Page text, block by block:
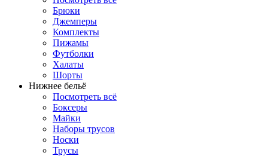
Брюки
Джемперы
Комплекты
Пижамы
Футболки
Халаты
Шорты
Нижнее бельё
Посмотреть всё
Боксеры
Майки
Наборы трусов
Носки
Трусы